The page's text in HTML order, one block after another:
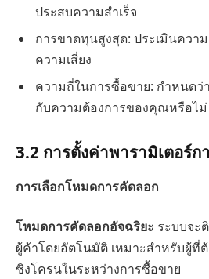
ประสบความสำเร็จ
การขาดทุนสูงสุด: ประเมินควา
ความเสี่ยง
ความถี่ในการซื้อขาย: กำหนดว่
กับความต้องการของคุณหรือไม่
3.2 การตั้งค่าพารามิเตอร์ก
การเลือกโหมดการคัดลอก
โหมดการคัดลอกอัจฉริยะ ระบบจะ
ผู้ค้าโดยอัตโนมัติ เหมาะสำหรับผู้ที่
ซิงโครนในระหว่างการซื้อขาย